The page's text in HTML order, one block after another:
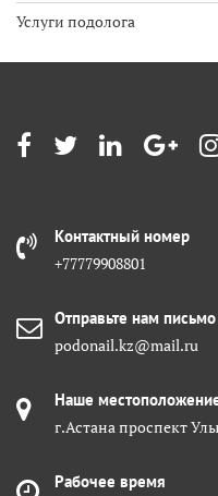
Услуги подолога
Контактный номер
+77779908801
Отправьте нам письмо
podonail.kz@mail.ru
Наше
г.Астана проспект
Рабочее время